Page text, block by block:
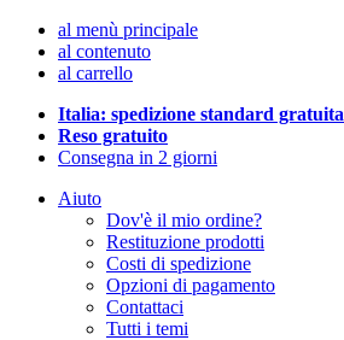
al menù principale
al contenuto
al carrello
Italia: spedizione standard gratuita
Reso gratuito
Consegna in 2 giorni
Aiuto
Dov'è il mio ordine?
Restituzione prodotti
Costi di spedizione
Opzioni di pagamento
Contattaci
Tutti i temi